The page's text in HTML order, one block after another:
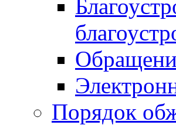
Порядок